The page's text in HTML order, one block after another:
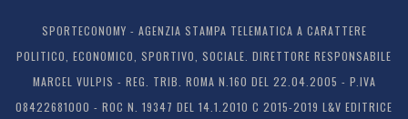
SPORTECONOMY - AGENZIA STAMPA TELEMATICA A CARATTERE
POLITICO, ECONOMICO, SPORTIVO, SOCIALE. DIRETTORE RESPONSABILE
MARCEL VULPIS - REG. TRIB. ROMA N.160 DEL 22.04.2005 - P.IVA
08422681000 - ROC N. 19347 DEL 14.1.2010 C 2015-2019 L&V EDITRICE